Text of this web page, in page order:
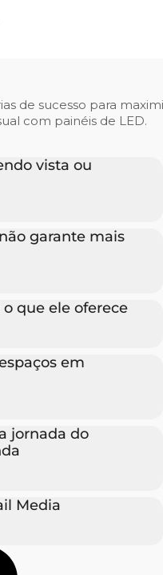
de sucesso para
com painéis de LED.
vista ou
garante mais
o que ele oferece
em
jornada do
Media